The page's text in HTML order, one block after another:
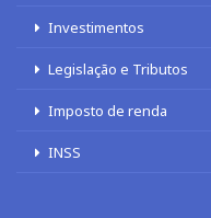
Investimentos
Legislação e Tributos
Imposto de renda
INSS